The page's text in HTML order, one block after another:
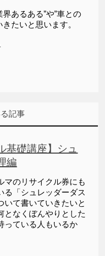
あるある”や”車との
たいと思います。
記事
基礎講座】シュ
編
マのリサイクル券にも
る「シュレッダーダス
いて書いていきたいと
となくぼんやりとした
っている人もいるか